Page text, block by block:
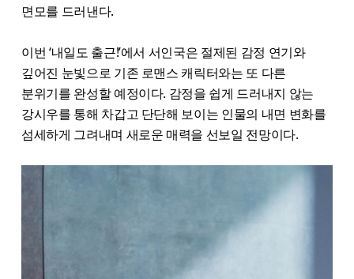
면모를 드러낸다.
이번 ‘내일도 출근!’에서 서인국은 절제된 감정 연기와
깊어진 눈빛으로 기존 로맨스 캐릭터와는 또 다른
분위기를 완성할 예정이다. 감정을 쉽게 드러내지 않는
강시우를 통해 차갑고 단단해 보이는 인물의 내면 변화를
섬세하게 그려내며 새로운 매력을 선보일 전망이다.